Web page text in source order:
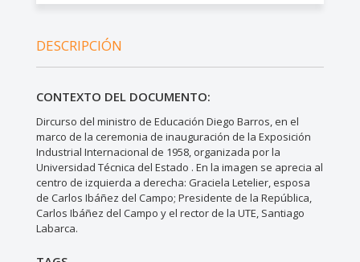
DESCRIPCIÓN
CONTEXTO DEL DOCUMENTO:
Dircurso del ministro de Educación Diego Barros, en el
marco de la ceremonia de inauguración de la Exposición
Industrial Internacional de 1958, organizada por la
Universidad Técnica del Estado . En la imagen se aprecia al
centro de izquierda a derecha: Graciela Letelier, esposa
de Carlos Ibáñez del Campo; Presidente de la República,
Carlos Ibáñez del Campo y el rector de la UTE, Santiago
Labarca.